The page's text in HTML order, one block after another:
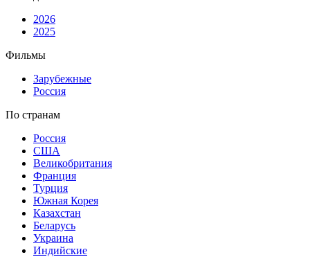
2026
2025
Фильмы
Зарубежные
Россия
По странам
Россия
США
Великобритания
Франция
Турция
Южная Корея
Казахстан
Беларусь
Украина
Индийские